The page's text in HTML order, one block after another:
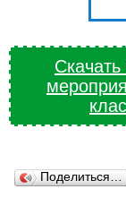
Поделиться…